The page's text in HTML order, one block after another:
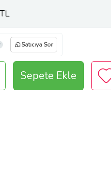
Satıcıya Sor
Sepete Ekle